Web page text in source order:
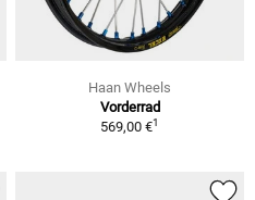
Haan Wheels
Vorderrad
569,00 €1